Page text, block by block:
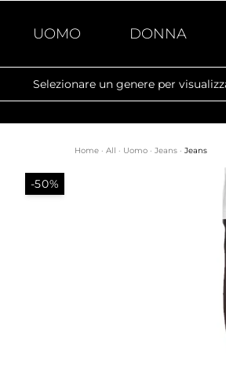
UOMO DONNA
Selezionare un genere per
Home · All · Uomo · Jeans · Jeans
-50%